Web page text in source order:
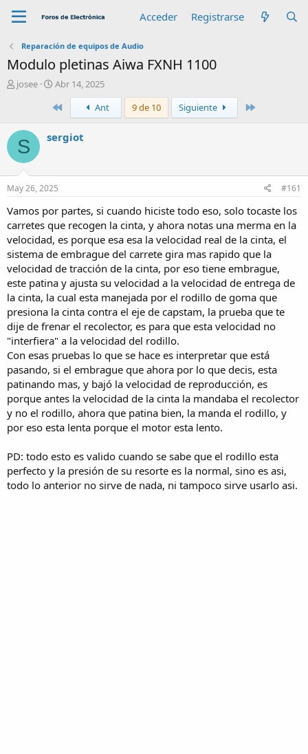
Acceder Registrarse
Reparación de equipos de Audio
Modulo pletinas Aiwa FXNH 1100
A
r
josee
F
c
a
d
n
i
c
o
Abr 14, 2025
PrimeroAnt 9 de 10 Siguiente
S sergiot
May 26, 2025 #161
Vamos por partes, si cuando hiciste todo eso, solo tocaste los
carretes que recogen la cinta, y ahora notas una merma en la
velocidad, es porque esa esa la velocidad real de la cinta, el
sistema de embrague del carrete gira mas rapido que la
velocidad de tracción de la cinta, por eso tiene embrague,
este patina y ajusta su velocidad a la velocidad de entrega de
la cinta, la cual esta manejada por el rodillo de goma que
presiona la cinta contra el eje de capstam, la prueba que te
dije de frenar el recolector, es para que esta velocidad no
"interfiera" a la velocidad del rodillo.
Con esas pruebas lo que se hace es interpretar que está
pasando, si el embrague que ahora por lo que decis, esta
patinando mas, y bajó la velocidad de reproducción, es
porque antes la velocidad de la cinta la mandaba el recolector
y no el rodillo, ahora que patina bien, la manda el rodillo, y
por eso esta lenta porque el motor esta lento.
PD: todo esto es valido cuando se sabe que el rodillo esta
perfecto y la presión de su resorte es la normal, sino es asi,
todo lo anterior no sirve de nada, ni tampoco sirve usarlo asi.